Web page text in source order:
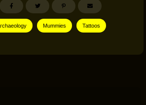
Mummies Tattoos